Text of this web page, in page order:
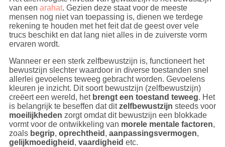
van een arahat. Gezien deze staat voor de meeste
mensen nog niet van toepassing is, dienen we terdege
rekening te houden met het feit dat de geest over vele
trucs beschikt en dat lang niet alles in de zuiverste vorm
ervaren wordt.
Wanneer er een sterk zelfbewustzijn is, functioneert het
bewustzijn slechter waardoor in diverse toestanden snel
allerlei gevoelens teweeg gebracht worden. Gevoelens
kleuren je inzicht. Dit soort bewustzijn (zelfbewustzijn)
creëert een wereld, het brengt een toestand teweeg. Het
is belangrijk te beseffen dat ditzelfbewustzijn steeds voor
moeilijkheden zorgt omdat dit bewustzijn een blokkade
vormt voor de ontwikkeling van morele mentale factoren,
zoals begrip, oprechtheid , aanpassingsvermogen,
gelijkmoedigheid , vaardigheid etc.